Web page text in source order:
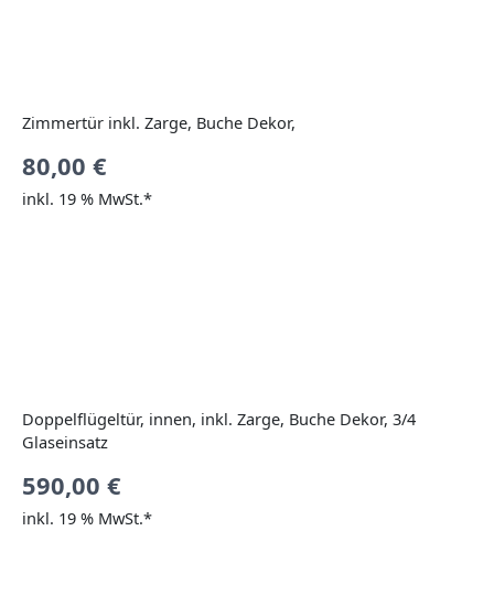
Zimmertür inkl. Zarge, Buche Dekor,
80,00 €
inkl. 19 % MwSt.*
Doppelflügeltür, innen, inkl. Zarge, Buche Dekor, 3/4
Glaseinsatz
590,00 €
inkl. 19 % MwSt.*